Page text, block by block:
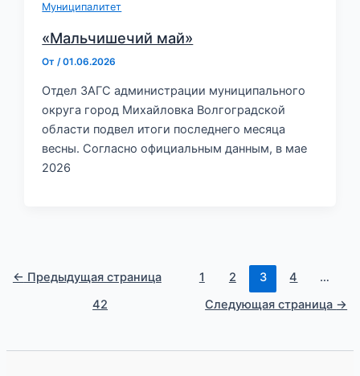
Муниципалитет
«Мальчишечий май»
От/01.06.2026
Отдел ЗАГС администрации муниципального
округа город Михайловка Волгоградской
области подвел итоги последнего месяца
весны. Согласно официальным данным, в мае
2026
← Предыдущая страница 1 2 3 4
…
42
Следующая страница →